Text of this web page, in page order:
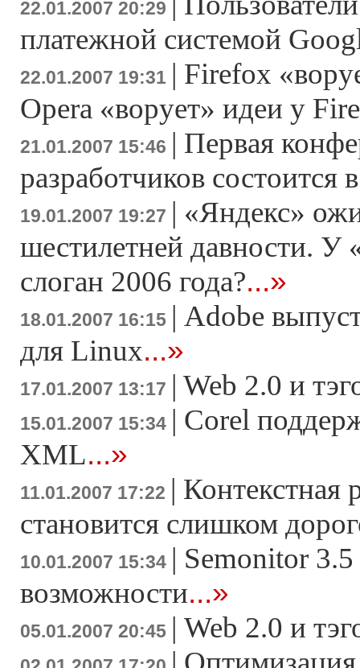
22.01.2007 20:29
платежной системой
22.01.2007 19:31 | Firefox
Opera «ворует» идеи у
21.01.2007 15:46 | Первая
разработчиков состоится
19.01.2007 19:27 | «Яндекс»
шестилетней давности. У
слоган 2006 года?...»
18.01.2007 16:15 | Adobe
для Linux...»
17.01.2007 13:17 | Web 2.0 и
15.01.2007 15:34 | Corel
XML...»
11.01.2007 17:22 | Контекстная
становится слишком
10.01.2007 15:34 | Semonitor
возможности...»
05.01.2007 20:45 | Web 2.0 и